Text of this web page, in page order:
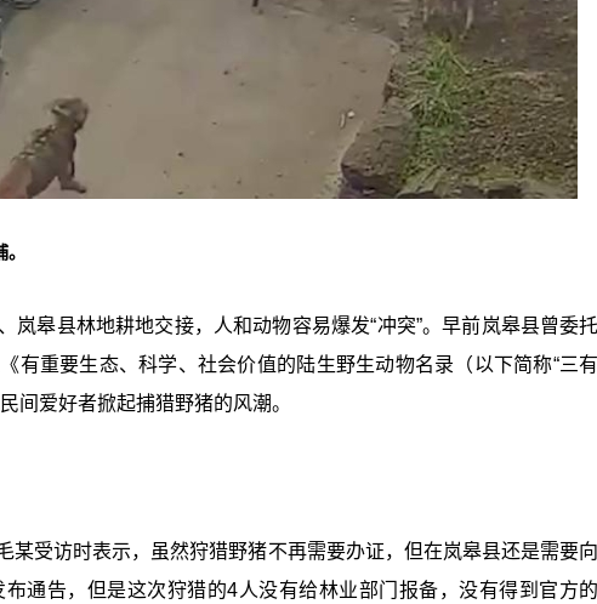
皋县林地耕地交接，人和动物容易爆发“冲突”。早前岚皋县曾委
有重要生态、科学、社会价值的陆生野生动物名录（以下简称“三
间爱好者掀起捕猎野猪的风潮。
某受访时表示，虽然狩猎野猪不再需要办证，但在岚皋县还是需要
通告，但是这次狩猎的4人没有给林业部门报备，没有得到官方